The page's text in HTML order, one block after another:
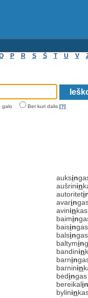
P R S Š T U V
galo Bet kuri dalis [?]
auksin
aušrinin
autoriteti
avarin
avinin
baimin
baisin
balsin
baltymin
bandinin
barnin
barninin
bėdin
bereikali
bylinin